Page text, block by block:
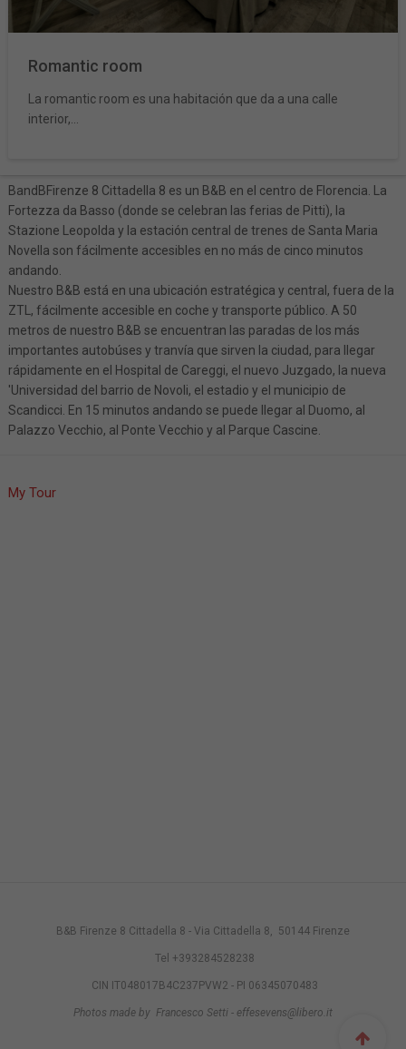
Romantic room
La romantic room es una habitación que da a una calle
interior,...
BandBFirenze 8 Cittadella 8 es un B&B en el centro de Florencia. La
Fortezza da Basso (donde se celebran las ferias de Pitti), la
Stazione Leopolda y la estación central de trenes de Santa Maria
Novella son fácilmente accesibles en no más de cinco minutos
andando.
Nuestro B&B está en una ubicación estratégica y central, fuera de la
ZTL, fácilmente accesible en coche y transporte público. A 50
metros de nuestro B&B se encuentran las paradas de los más
importantes autobúses y tranvía que sirven la ciudad, para llegar
rápidamente en el Hospital de Careggi, el nuevo Juzgado, la nueva
'Universidad del barrio de Novoli, el estadio y el municipio de
Scandicci. En 15 minutos andando se puede llegar al Duomo, al
Palazzo Vecchio, al Ponte Vecchio y al Parque Cascine.
My Tour
B&B Firenze 8 Cittadella 8 - Via Cittadella 8, 50144 Firenze
Tel +393284528238
CIN IT048017B4C237PVW2 - PI 06345070483
Photos made by Francesco Setti - effesevens@libero.it